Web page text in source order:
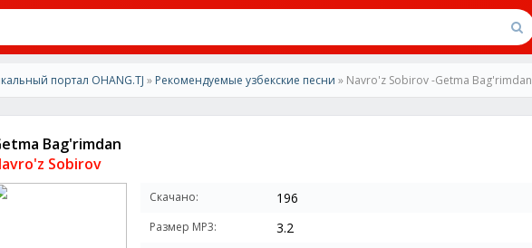
портал OHANG.TJ » Рекомендуемые узбекские песни » Navro'z Sobirov -Getma Bag'rimdan
Bag'rimdan
Sobirov
Скачано: 196
Размер MP3: 3.2